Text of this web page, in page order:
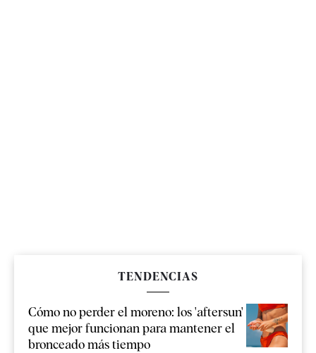
TENDENCIAS
Cómo no perder el moreno: los 'aftersun'
que mejor funcionan para mantener el
bronceado más tiempo